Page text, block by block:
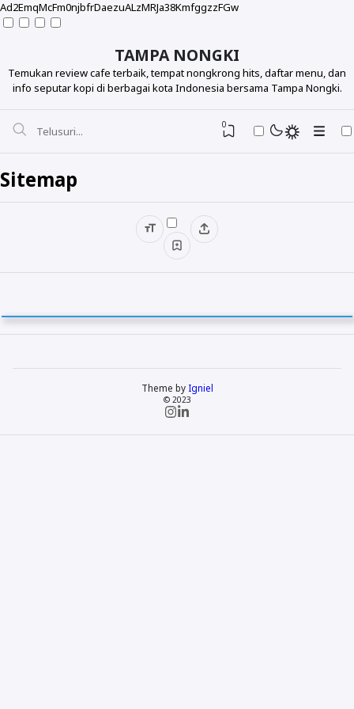
Ad2EmqMcFm0njbfrDaezuALzMRJa38KmfggzzFGw
TAMPA NONGKI
Temukan review cafe terbaik, tempat nongkrong hits, daftar menu, dan
info seputar kopi di berbagai kota Indonesia bersama Tampa Nongki.
0
Sitemap
Theme by Igniel
© 2023